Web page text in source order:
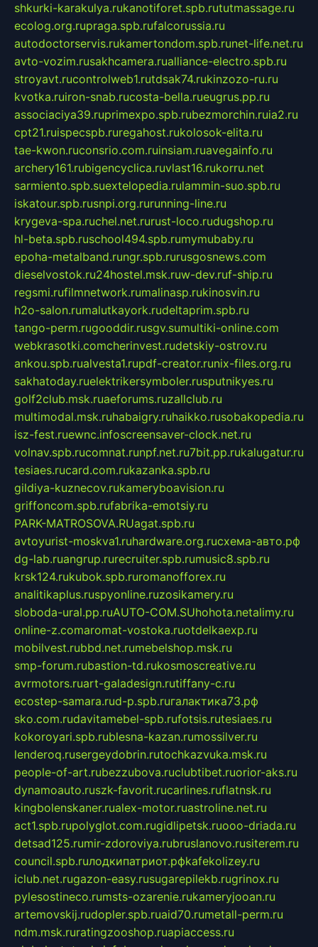
shkurki-karakulya.rukanotiforet.spb.rututmassage.ru
ecolog.org.rupraga.spb.rufalcorussia.ru
autodoctorservis.rukamertondom.spb.runet-life.net.ru
avto-vozim.rusakhcamera.rualliance-electro.spb.ru
stroyavt.rucontrolweb1.rutdsak74.rukinzozo-ru.ru
kvotka.ruiron-snab.rucosta-bella.rueugrus.pp.ru
associaciya39.ruprimexpo.spb.rubezmorchin.ruia2.ru
cpt21.ruispecspb.ruregahost.rukolosok-elita.ru
tae-kwon.ruconsrio.com.ruinsiam.ruavegainfo.ru
archery161.rubigencyclica.ruvlast16.rukorru.net
sarmiento.spb.suextelopedia.rulammin-suo.spb.ru
iskatour.spb.rusnpi.org.rurunning-line.ru
krygeva-spa.ruchel.net.rurust-loco.rudugshop.ru
hl-beta.spb.ruschool494.spb.rumymubaby.ru
epoha-metalband.rungr.spb.rurusgosnews.com
dieselvostok.ru24hostel.msk.ruw-dev.ruf-ship.ru
regsmi.rufilmnetwork.rumalinasp.rukinosvin.ru
h2o-salon.rumalutkayork.rudeltaprim.spb.ru
tango-perm.rugooddir.rusgv.sumultiki-online.com
webkrasotki.comcherinvest.rudetskiy-ostrov.ru
ankou.spb.rualvesta1.rupdf-creator.runix-files.org.ru
sakhatoday.ruelektrikersymboler.rusputnikyes.ru
golf2club.msk.ruaeforums.ruzallclub.ru
multimodal.msk.ruhabaigry.ruhaikko.rusobakopedia.ru
isz-fest.ruewnc.infoscreensaver-clock.net.ru
volnav.spb.rucomnat.runpf.net.ru7bit.pp.rukalugatur.ru
tesiaes.rucard.com.rukazanka.spb.ru
gildiya-kuznecov.rukameryboavision.ru
griffoncom.spb.rufabrika-emotsiy.ru
PARK-MATROSOVA.RUagat.spb.ru
avtoyurist-moskva1.ruhardware.org.ruсхема-авто.рф
dg-lab.ruangrup.rurecruiter.spb.rumusic8.spb.ru
krsk124.rukubok.spb.ruromanofforex.ru
analitikaplus.ruspyonline.ruzosikamery.ru
sloboda-ural.pp.ruAUTO-COM.SUhohota.netalimy.ru
online-z.comaromat-vostoka.ruotdelkaexp.ru
mobilvest.rubbd.net.rumebelshop.msk.ru
smp-forum.rubastion-td.rukosmoscreative.ru
avrmotors.ruart-galadesign.rutiffany-c.ru
ecostep-samara.rud-p.spb.ruгалактика73.рф
sko.com.rudavitamebel-spb.rufotsis.rutesiaes.ru
kokoroyari.spb.rublesna-kazan.rumossilver.ru
lenderoq.rusergeydobrin.rutochkazvuka.msk.ru
people-of-art.rubezzubova.ruclubtibet.ruorior-aks.ru
dynamoauto.ruszk-favorit.rucarlines.ruflatnsk.ru
kingbolenskaner.rualex-motor.ruastroline.net.ru
act1.spb.rupolyglot.com.rugidlipetsk.ruooo-driada.ru
detsad125.rumir-zdoroviya.rubruslanovo.rusiterem.ru
council.spb.ruлодкипатриот.рфkafekolizey.ru
iclub.net.rugazon-easy.rusugarepilekb.rugrinox.ru
pylesostineco.rumsts-ozarenie.rukameryjooan.ru
artemovskij.rudopler.spb.ruaid70.rumetall-perm.ru
ndm.msk.ruratingzooshop.ruapiaccess.ru